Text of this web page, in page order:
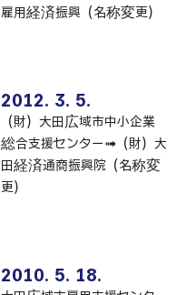
雇用経済振興（名称変更）
2012. 3. 5.
（財）大田広域市中小企業
総合支援センター➟（財）大
田経済通商振興院（名称変
更）
2010. 5. 18.